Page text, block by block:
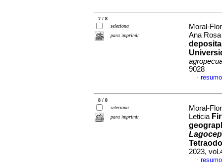
7 / 8
seleciona
para imprimir
Moral-
Ana
9028
·
8 / 8
seleciona
para imprimir
Moral-
Leticia
2023,
·